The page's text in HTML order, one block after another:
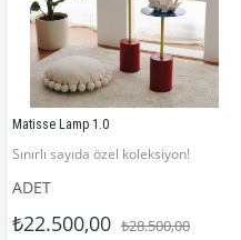
Matisse Lamp 1.0
Sınırlı sayıda özel koleksiyon!
ADET
₺22.500,00 ₺28.500,00